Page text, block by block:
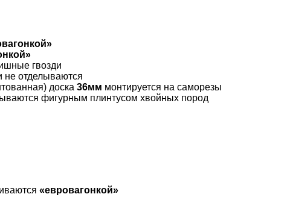
гвозди
не отделываются
доска 36мм монтируется на саморезы
фигурным плинтусом хвойных пород
«евровагонкой»